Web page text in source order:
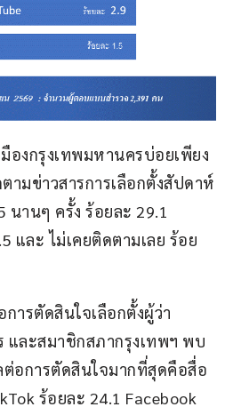
องกรุงเทพมหานครบ่อยเพียง
ามข่าวสารการเลือกตั้งสัปดาห์
นานๆ ครั้ง ร้อยละ 29.1
และ ไม่เคยติดตามเลย ร้อย
ารตัดสินใจเลือกตั้งผู้ว่า
และสมาชิกสภากรุงเทพฯ พบ
อการตัดสินใจมากที่สุดคือสื่อ
ร้อยละ 24.1 Facebook